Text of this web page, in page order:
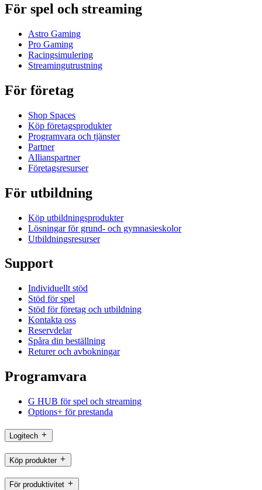
För spel och streaming
Astro Gaming
Pro Gaming
Racingsimulering
Streamingutrustning
För företag
Shop Spaces
Köp företagsprodukter
Programvara och tjänster
Partner
Allianspartner
Företagsresurser
För utbildning
Köp utbildningsprodukter
Lösningar för grund- och gymnasieskolor
Utbildningsresurser
Support
Individuellt stöd
Stöd för spel
Stöd för företag och utbildning
Kontakta oss
Reservdelar
Spåra din beställning
Returer och avbokningar
Programvara
G HUB för spel och streaming
Options+ för prestanda
Logitech
Köp produkter
För produktivitet